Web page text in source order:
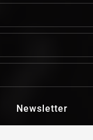
Newsletter